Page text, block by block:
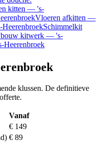
kitten — 's-
Vloeren afkitten —
HeerenbroekSchimmelkit
kitwerk — 's-
Heerenbroek
klussen. De definitieve
Vanaf
€ 149
€ 89